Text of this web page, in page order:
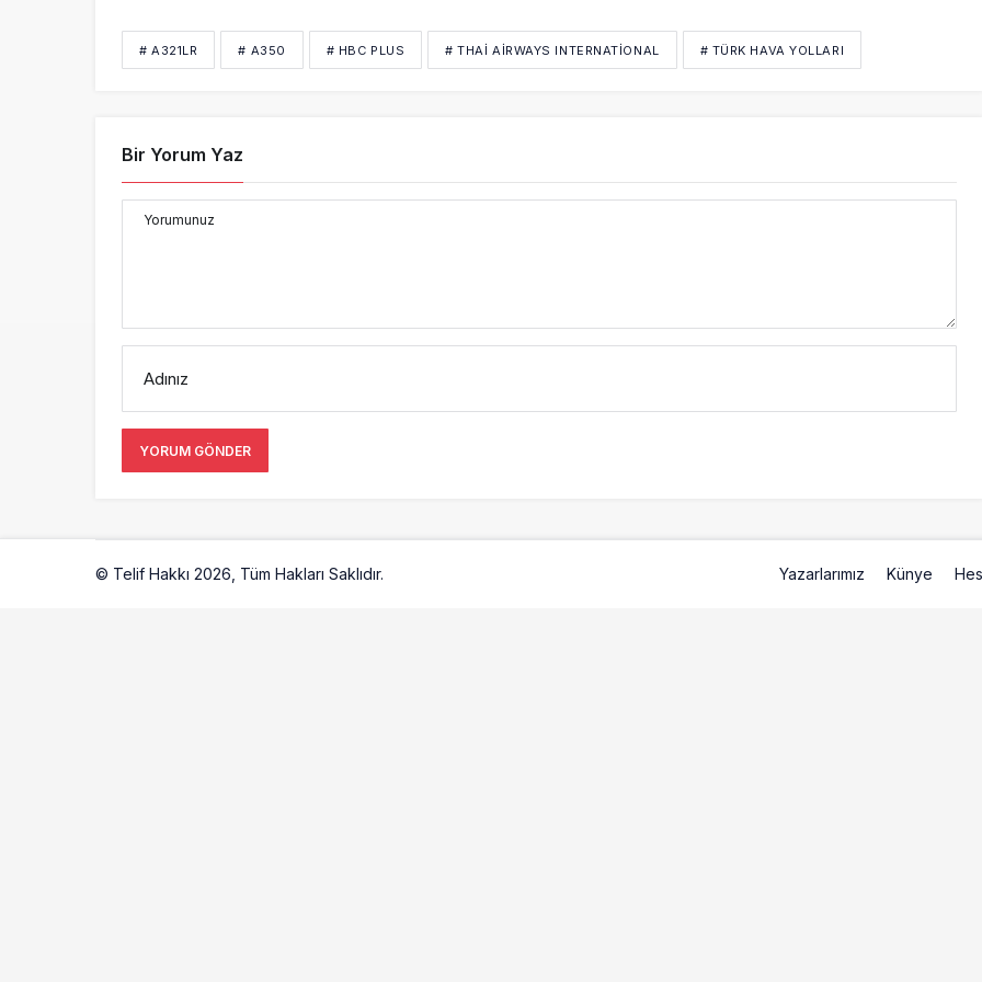
# A321LR # A350 # HBC PLUS # THAI AIRWAYS INTERNATIONAL # TÜRK HAVA YOLLARI
Bir Yorum Yaz
Yorumunuz
Adınız
YORUM GÖNDER
© Telif Hakkı 2026, Tüm Hakları Saklıdır. Yazarlarımız Künye